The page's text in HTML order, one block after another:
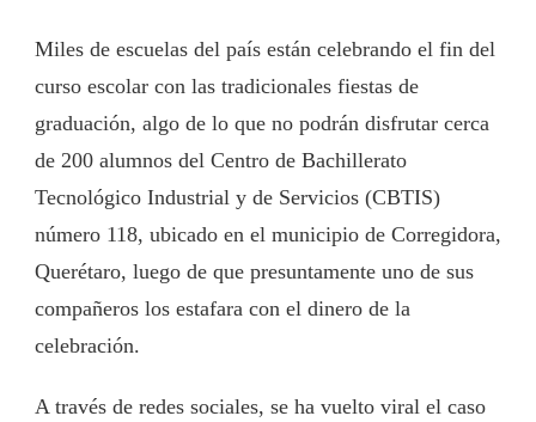
Miles de escuelas del país están celebrando el fin del
curso escolar con las tradicionales fiestas de
graduación, algo de lo que no podrán disfrutar cerca
de 200 alumnos del Centro de Bachillerato
Tecnológico Industrial y de Servicios (CBTIS)
número 118, ubicado en el municipio de Corregidora,
Querétaro, luego de que presuntamente uno de sus
compañeros los estafara con el dinero de la
celebración.
A través de redes sociales, se ha vuelto viral el caso